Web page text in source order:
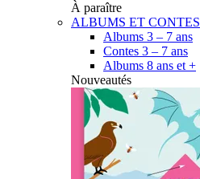
À paraître
ALBUMS ET CONTES
Albums 3 – 7 ans
Contes 3 – 7 ans
Albums 8 ans et +
Nouveautés